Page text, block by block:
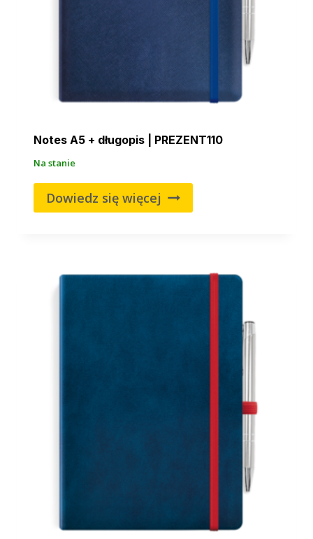
Notes A5 + długopis | PREZENT110
Na stanie
Dowiedz się więcej